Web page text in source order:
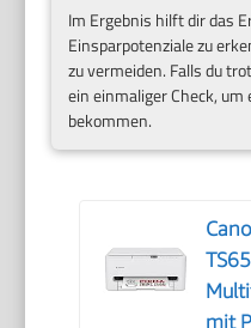
Im Ergebnis hilft dir das
Einsparpotenziale zu
zu vermeiden. Falls du
ein einmaliger Check,
bekommen.
mit